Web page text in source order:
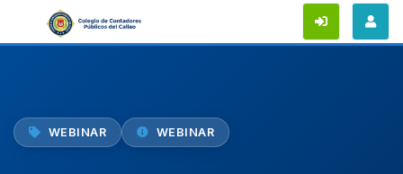
WEBINAR WEBINAR